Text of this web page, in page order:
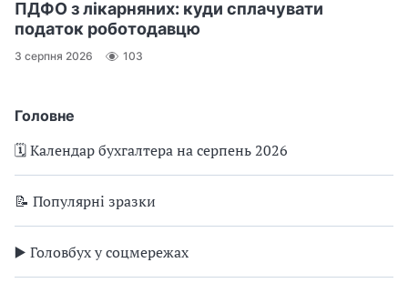
Головне
🗓️ Календар бухгалтера на серпень 2026
📝 Популярні зразки
▶️ Головбух у соцмережах
ПДФО з лікарняних: куди сплачувати
податок роботодавцю
3 серпня 2026 103